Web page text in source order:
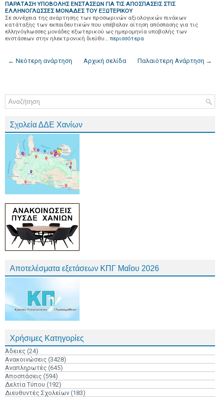
ΠΑΡΑΤΑΣΗ ΥΠΟΒΟΛΗΣ ΕΝΣΤΑΣΕΩΝ ΓΙΑ ΤΙΣ ΑΠΟΣΠΑΣΕΙΣ ΣΤΙΣ
ΕΛΛΗΝΟΓΛΩΣΣΕΣ ΜΟΝΑΔΕΣ ΤΟΥ ΕΞΩΤΕΡΙΚΟΥ
Σε συνέχεια της ανάρτησης των προσωρινών αξιολογικών πινάκων
κατάταξης των εκπαιδευτικών που υπέβαλαν αίτηση απόσπασης για τις
ελληνόγλωσσες μονάδες εξωτερικού ως ημερομηνία υποβολής των
ενστάσεων στην ηλεκτρονική διεύθυ… περισσότερα
← Νεότερη ανάρτηση Παλαιότερη Ανάρτηση →
Αρχική σελίδα
Σχολεία ΔΔΕ Χανίων
Αποτελέσματα εξετάσεων ΚΠΓ Μαΐου 2026
Χρήσιμες Κατηγορίες
Άδειες (24)
Ανακοινώσεις (3428)
Αναπληρωτές (645)
Αποσπάσεις (594)
Δελτία Τύπου (192)
Διευθυντές Σχολείων (183)